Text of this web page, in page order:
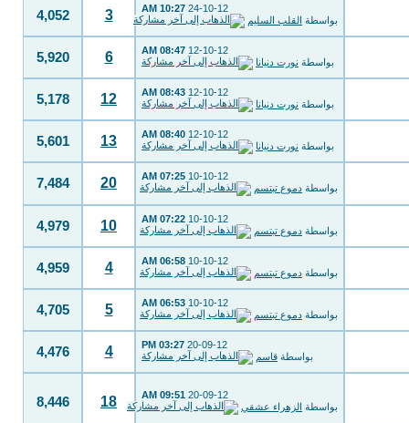
24-10-12
10:27 AM
بواسطة القلب السليم 3
4,052
12-10-12
08:47 AM
بواسطة نورت دنيانا 6
5,920
12-10-12
08:43 AM
بواسطة نورت دنيانا 12
5,178
12-10-12
08:40 AM
بواسطة نورت دنيانا 13
5,601
10-10-12
07:25 AM
بواسطة دموع تبتسم 20
7,484
10-10-12
07:22 AM
بواسطة دموع تبتسم 10
4,979
10-10-12
06:58 AM
بواسطة دموع تبتسم 4
4,959
10-10-12
06:53 AM
بواسطة دموع تبتسم 5
4,705
20-09-12
03:27 PM
بواسطة قاسم 4
4,476
20-09-12
09:51 AM
بواسطة الزهراء عشقي 18
8,446